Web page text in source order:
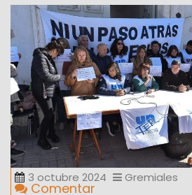
3 octubre 2024 Gremiales
Comentar